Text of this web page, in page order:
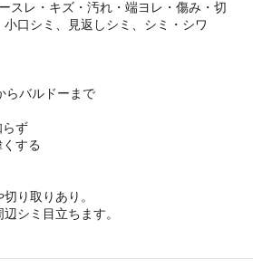
スレ・キズ・汚れ・端ヨレ・傷み・切
口シミ、見返しシミ、シミ・シワ
らバルドーまで
らず
する
り取りあり。
シミ目立ちます。